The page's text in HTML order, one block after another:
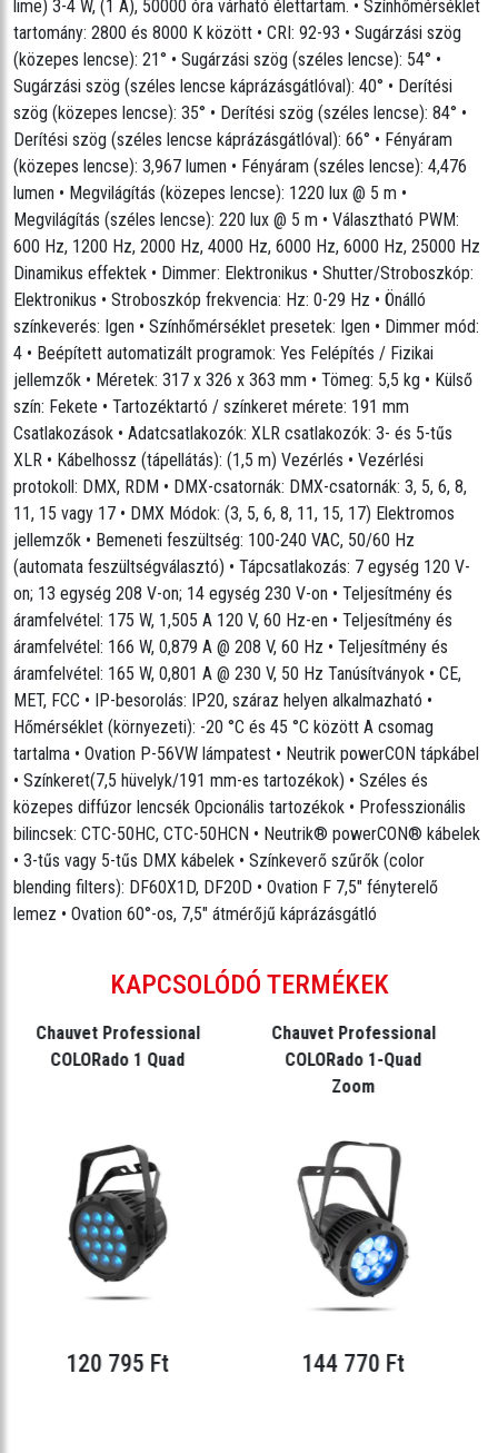
Elektromos jellemzők
Bemeneti feszültség: 100-240 VAC, 50/60 Hz (automata
feszültségválasztó)
Tápcsatlakozás: 7 egység 120 V-on; 13 egység 208 V-on; 14
egység 230 V-on
Teljesítmény és áramfelvétel: 175 W, 1,505 A 120 V, 60 Hz-en
Teljesítmény és áramfelvétel: 166 W, 0,879 A @ 208 V, 60 Hz
Teljesítmény és áramfelvétel: 165 W, 0,801 A @ 230 V, 50 Hz
Tanúsítványok
CE, MET, FCC
IP-besorolás: IP20, száraz helyen alkalmazható
Hőmérséklet (környezeti): -20 °C és 45 °C között
A csomag tartalma
Ovation P-56VW lámpatest
Neutrik powerCON tápkábel
Színkeret(7,5 hüvelyk/191 mm-es tartozékok)
Széles és közepes diffúzor lencsék
Opcionális tartozékok
Professzionális bilincsek: CTC-50HC, CTC-50HCN
Neutrik® powerCON® kábelek
3-tűs vagy 5-tűs DMX kábelek
Színkeverő szűrők (color blending filters): DF60X1D, DF20D
Ovation F 7,5" fényterelő lemez
Ovation 60°-os, 7,5" átmérőjű káprázásgátló
lime) 3-4 W, (1 A), 50000 óra várható élettartam. • Színhőmérséklet
tartomány: 2800 és 8000 K között • CRI: 92-93 • Sugárzási szög
(közepes lencse): 21° • Sugárzási szög (széles lencse): 54° •
Sugárzási szög (széles lencse káprázásgátlóval): 40° • Derítési
szög (közepes lencse): 35° • Derítési szög (széles lencse): 84° •
Derítési szög (széles lencse káprázásgátlóval): 66° • Fényáram
(közepes lencse): 3,967 lumen • Fényáram (széles lencse): 4,476
lumen • Megvilágítás (közepes lencse): 1220 lux @ 5 m •
Megvilágítás (széles lencse): 220 lux @ 5 m • Választható PWM:
600 Hz, 1200 Hz, 2000 Hz, 4000 Hz, 6000 Hz, 6000 Hz, 25000 Hz
Dinamikus effektek • Dimmer: Elektronikus • Shutter/Stroboszkóp:
Elektronikus • Stroboszkóp frekvencia: Hz: 0-29 Hz • Önálló
színkeverés: Igen • Színhőmérséklet presetek: Igen • Dimmer mód:
4 • Beépített automatizált programok: Yes Felépítés / Fizikai
jellemzők • Méretek: 317 x 326 x 363 mm • Tömeg: 5,5 kg • Külső
szín: Fekete • Tartozéktartó / színkeret mérete: 191 mm
Csatlakozások • Adatcsatlakozók: XLR csatlakozók: 3- és 5-tűs
XLR • Kábelhossz (tápellátás): (1,5 m) Vezérlés • Vezérlési
protokoll: DMX, RDM • DMX-csatornák: DMX-csatornák: 3, 5, 6, 8,
11, 15 vagy 17 • DMX Módok: (3, 5, 6, 8, 11, 15, 17) Elektromos
jellemzők • Bemeneti feszültség: 100-240 VAC, 50/60 Hz
(automata feszültségválasztó) • Tápcsatlakozás: 7 egység 120 V-
on; 13 egység 208 V-on; 14 egység 230 V-on • Teljesítmény és
áramfelvétel: 175 W, 1,505 A 120 V, 60 Hz-en • Teljesítmény és
áramfelvétel: 166 W, 0,879 A @ 208 V, 60 Hz • Teljesítmény és
áramfelvétel: 165 W, 0,801 A @ 230 V, 50 Hz Tanúsítványok • CE,
MET, FCC • IP-besorolás: IP20, száraz helyen alkalmazható •
Hőmérséklet (környezeti): -20 °C és 45 °C között A csomag
tartalma • Ovation P-56VW lámpatest • Neutrik powerCON tápkábel
• Színkeret(7,5 hüvelyk/191 mm-es tartozékok) • Széles és
közepes diffúzor lencsék Opcionális tartozékok • Professzionális
bilincsek: CTC-50HC, CTC-50HCN • Neutrik® powerCON® kábelek
• 3-tűs vagy 5-tűs DMX kábelek • Színkeverő szűrők (color
blending filters): DF60X1D, DF20D • Ovation F 7,5" fényterelő
lemez • Ovation 60°-os, 7,5" átmérőjű káprázásgátló
KAPCSOLÓDÓ TERMÉKEK
Chauvet Professional
COLORado 1 Quad
120 795 Ft
Chauvet Professional
COLORado 1-Quad
Zoom
144 770 Ft